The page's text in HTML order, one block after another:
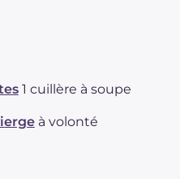
1 cuillère à soupe
à volonté